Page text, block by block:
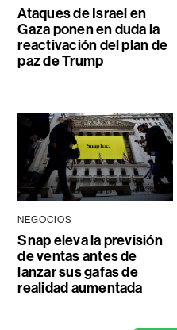
Ataques de Israel en
Gaza ponen en duda la
reactivación del plan de
paz de Trump
NEGOCIOS
Snap eleva la previsión
de ventas antes de
lanzar sus gafas de
realidad aumentada